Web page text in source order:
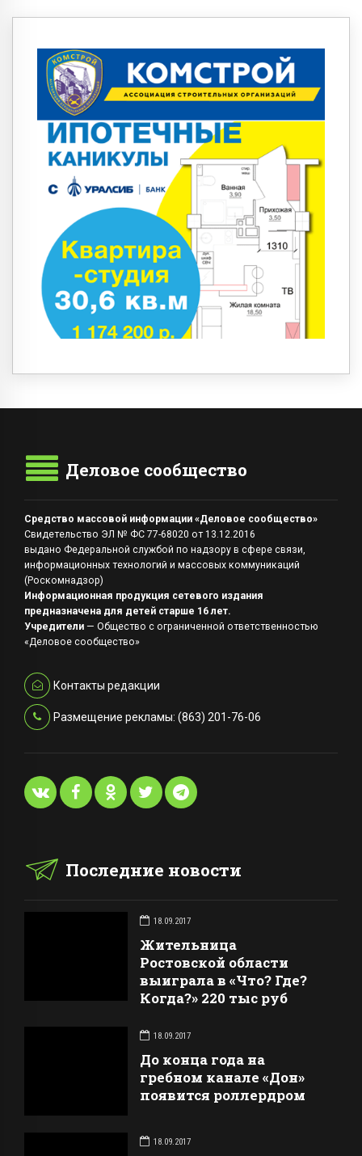
Деловое сообщество
Средство массовой информации «Деловое сообщество»
Свидетельство ЭЛ № ФС 77-68020 от 13.12.2016
выдано Федеральной службой по надзору в сфере связи,
информационных технологий и массовых коммуникаций
(Роскомнадзор)
Информационная продукция сетевого издания
предназначена для детей старше 16 лет.
Учредители — Общество с ограниченной ответственностью
«Деловое сообщество»
Контакты редакции
Размещение рекламы: (863) 201-76-06
Последние новости
18.09.2017
Жительница
Ростовской области
выиграла в «Что? Где?
Когда?» 220 тыс руб
18.09.2017
До конца года на
гребном канале «Дон»
появится роллердром
18.09.2017